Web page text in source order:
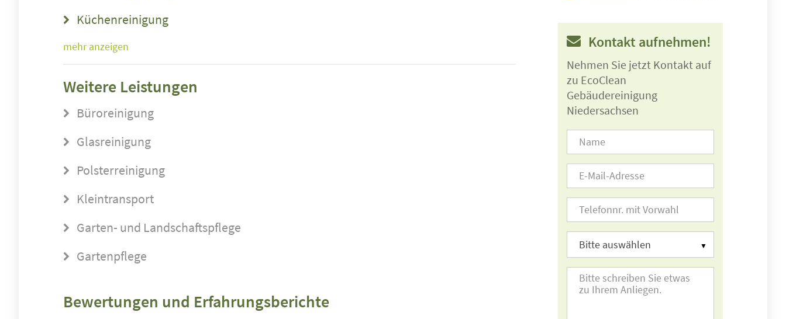
Küchenreinigung
mehr anzeigen
Weitere Leistungen
Büroreinigung
Glasreinigung
Polsterreinigung
Kleintransport
Garten- und Landschaftspflege
Gartenpflege
Bewertungen und Erfahrungsberichte
Kontakt aufnehmen!
Nehmen Sie jetzt Kontakt auf
zu EcoClean
Gebäudereinigung
Niedersachsen